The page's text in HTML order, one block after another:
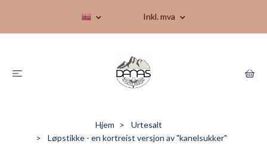
Inkl. mva
Hjem
Urtesalt
Løpstikke - en kortreist versjon av "kanelsukker"